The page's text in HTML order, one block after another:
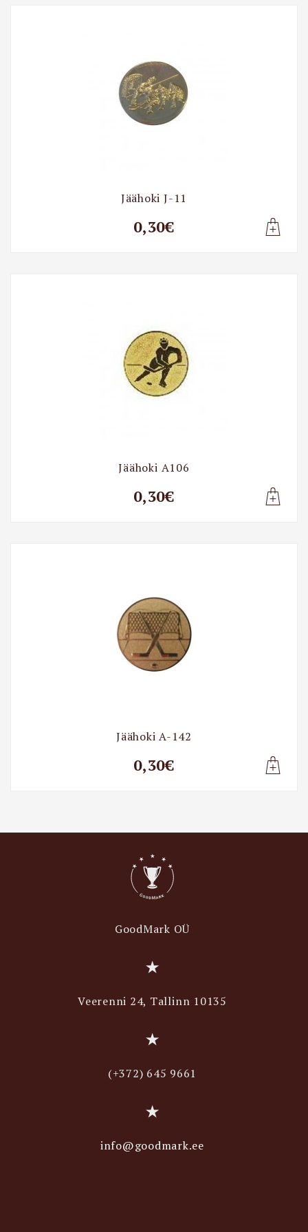
Jäähoki J-11
0,30€
Lisa
Jäähoki A106
0,30€
Lisa
Jäähoki A-142
0,30€
Lisa
GoodMark OÜ
Veerenni 24, Tallinn 10135
(+372) 645 9661
info@goodmark.ee